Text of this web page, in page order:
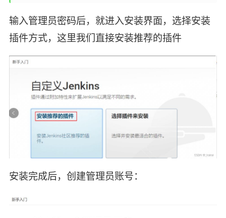
输入管理员密码后，就进入安装界面，选择安装
插件方式，这里我们直接安装推荐的插件
安装完成后，创建管理员账号：